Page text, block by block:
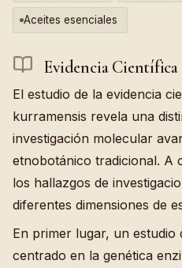
Aceites esenciales
Evidencia Científica
El estudio de la evidencia
kurramensis revela una
investigación molecular
etnobotánico tradicional. A
los hallazgos de
diferentes dimensiones de
En primer lugar, un estudio
centrado en la genética